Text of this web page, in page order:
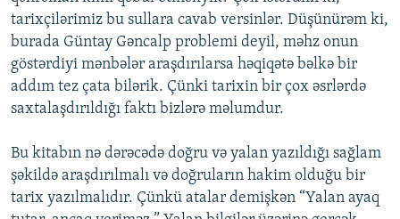
tarixçilərimiz bu sullara cavab versinlər. Düşünürəm ki,
burada Güntay Gəncalp problemi deyil, məhz onun
göstərdiyi mənbələr araşdırılarsa həqiqətə bəlkə bir
addım tez çata bilərik. Çünki tarixin bir çox əsrlərdə
saxtalaşdırıldığı faktı bizlərə məlumdur.
Bu kitabın nə dərəcədə doğru və yalan yazıldığı sağlam
şəkildə araşdırılmalı və doğruların hakim olduğu bir
tarix yazılmalıdır. Çünkü atalar demişkən “Yalan ayaq